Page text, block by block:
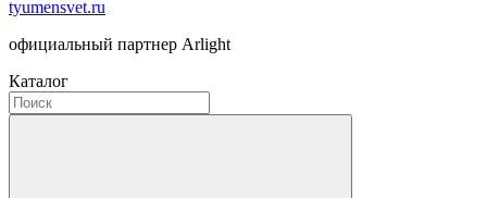
tyumensvet.ru
официальный партнер Arlight
Каталог